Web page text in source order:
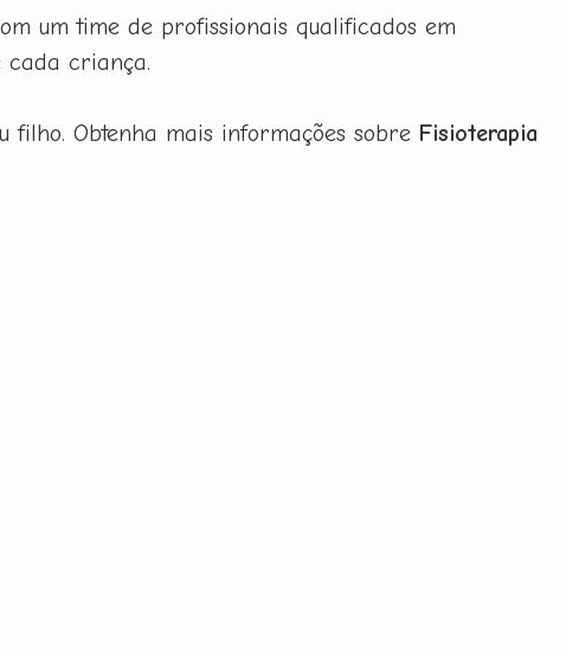
um time de profissionais qualificados em
cada criança.
filho. Obtenha mais informações sobre Fisioterapia